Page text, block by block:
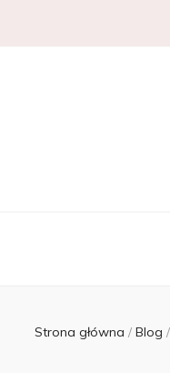
Strona główna / Blog /